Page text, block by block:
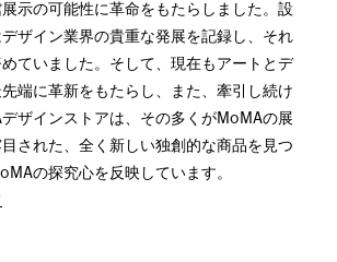
示の可能性に革命をもたらしました。設
ザイン業界の貴重な発展を記録し、それ
ていました。そして、現在もアートとデ
端に革新をもたらし、また、牽引し続け
ザインストアは、その多くがMoMAの展
された、全く新しい独創的な商品を見つ
の探究心を反映しています。